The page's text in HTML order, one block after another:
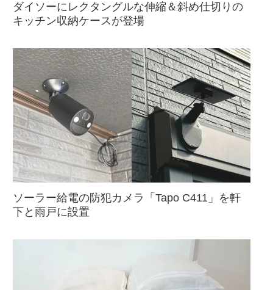
ダイソーにレクタングルな伸縮＆斜め仕切りの
キッチン収納ケースが登場
ソーラー給電の防犯カメラ「Tapo C411」を軒
下と雨戸に設置